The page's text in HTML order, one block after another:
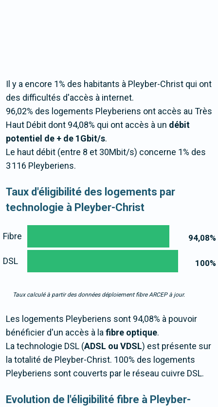
Il y a encore 1% des habitants à Pleyber-Christ qui ont
des difficultés d'accès à internet.
96,02% des logements Pleyberiens ont accès au Très
Haut Débit dont 94,08% qui ont accès à un débit
potentiel de + de 1Gbit/s.
Le haut débit (entre 8 et 30Mbit/s) concerne 1% des
3 116 Pleyberiens.
Taux d'éligibilité des logements par
technologie à Pleyber-Christ
94,08%
100%
Fibre
DSL
Taux calculé à partir des données déploiement fibre ARCEP à jour.
Les logements Pleyberiens sont 94,08% à pouvoir
bénéficier d'un accès à lafibre optique.
La technologie DSL (ADSL ou VDSL) est présente sur
la totalité de Pleyber-Christ. 100% des logements
Pleyberiens sont couverts par le réseau cuivre DSL.
Evolution de l'éligibilité fibre à Pleyber-